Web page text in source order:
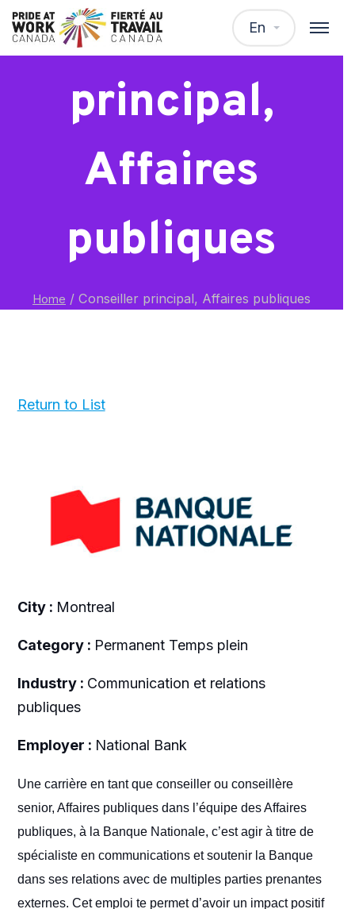
En
Conseiller
principal,
Affaires
publiques
Home / Conseiller principal, Affaires publiques
Return to List
City : Montreal
Category : Permanent Temps plein
Industry : Communication et relations
publiques
Employer : National Bank
Une carrière en tant que conseiller ou conseillère
senior, Affaires publiques dans l’équipe des Affaires
publiques, à la Banque Nationale, c’est agir à titre de
spécialiste en communications et soutenir la Banque
dans ses relations avec de multiples parties prenantes
externes. Cet emploi te permet d’avoir un impact positif